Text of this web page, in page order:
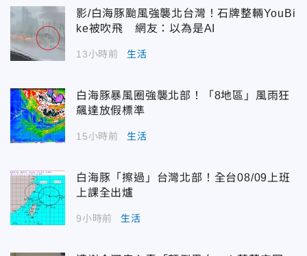
影/白海豚颱風強襲北台灣！石牌整輛YouBi
ke被吹飛 網友：以為是AI
13小時前 生活
白海豚暴風圈強襲北部！「8地區」風雨狂
飆達放假標準
15小時前 生活
白海豚「擦過」台灣北部！全台08/09上班
上課全出爐
9小時前 生活